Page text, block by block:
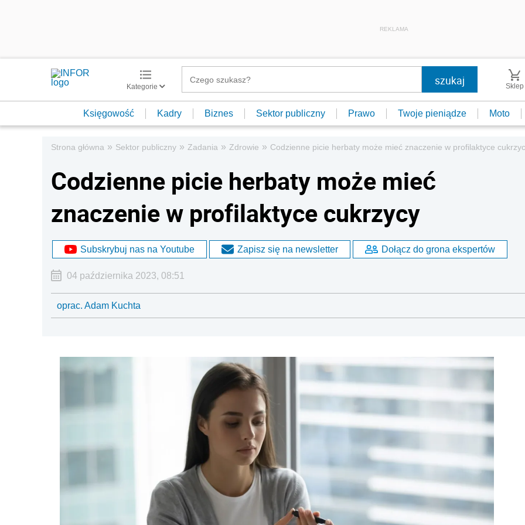
REKLAMA
Kategorie Sklep
Księgowość Kadry Biznes Sektor publiczny Prawo Twoje pieniądze Moto
Strona główna » Sektor publiczny » Zadania » Zdrowie » Codzienne picie herbaty może mieć znaczenie w profilaktyce
Codzienne picie herbaty może mieć
znaczenie w profilaktyce cukrzycy
Subskrybuj nas na Youtube Zapisz się na newsletter Dołącz do grona ekspertów
04 października 2023, 08:51
oprac. Adam Kuchta